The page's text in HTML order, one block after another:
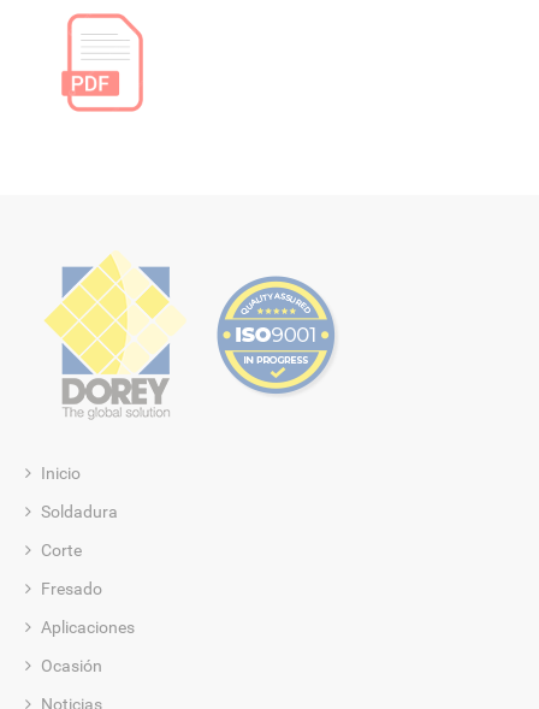
Inicio
Soldadura
Corte
Fresado
Aplicaciones
Ocasión
Noticias